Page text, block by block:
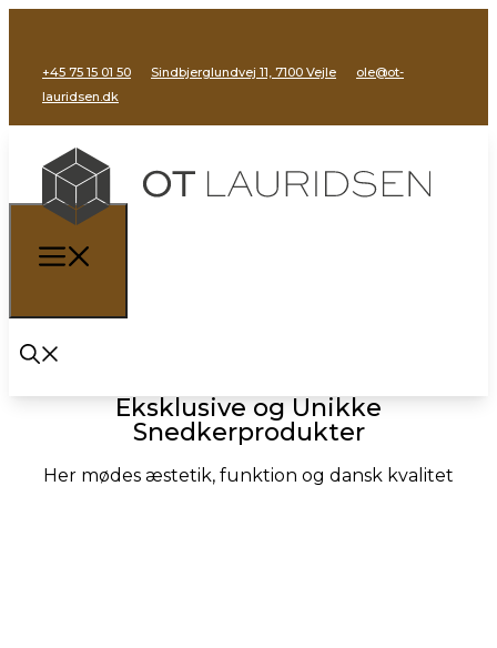
+45 75 15 01 50 Sindbjerglundvej 11, 7100 Vejle
ole@ot-
lauridsen.dk
Eksklusive og Unikke
Snedkerprodukter
Her mødes æstetik, funktion og dansk kvalitet